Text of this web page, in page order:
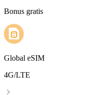
Bonus gratis
Global eSIM
4G/LTE